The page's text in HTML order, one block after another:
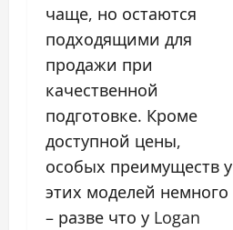
чаще, но остаются
подходящими для
продажи при
качественной
подготовке. Кроме
доступной цены,
особых преимуществ у
этих моделей немного
– разве что у Logan